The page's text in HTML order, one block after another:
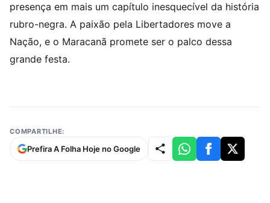
presença em mais um capítulo inesquecível da história
rubro-negra. A paixão pela Libertadores move a
Nação, e o Maracanã promete ser o palco dessa
grande festa.
COMPARTILHE:
Prefira A Folha Hoje no Google